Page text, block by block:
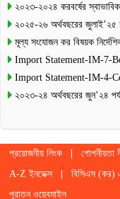
২০২৩-২০২৪ করবর্ষের
২০২৫-২৬ অর্থবছরের জুলাই’২৫
মূল্য সংযোজন কর বিষয়ক
Import Statement-IM-7-
Import Statement-IM-4-
২০২৩-২৪ অর্থবছরের জুন’২৪
প্রয়োজনীয় লিংক গোপনীয়তা
A-Z ইনডেক্স
বিসিএস (কর)
পুরাতন ওয়েবমাইল